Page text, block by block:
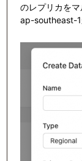
のレプリカを
ap-southeast-1